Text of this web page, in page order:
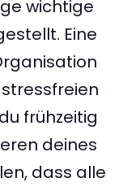
wichtige
Eine
frühzeitig
deines
dass alle